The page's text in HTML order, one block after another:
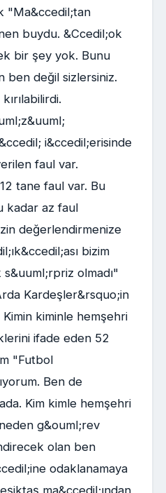
"Ma&ccedil;tan
buydu. &Ccedil;ok
bir şey yok. Bunu
ben değil sizlersiniz.
i&ccedil;erisinde
faul var.
tane faul var. Bu
kadar az faul
değerlendirmenize
bizim
olmadı"
Kardeşler&rsquo;in
kiminle hemşehri
ifade eden 52
"Futbol
Ben de
Kim kimle hemşehri
g&ouml;rev
olan ben
odaklanamaya